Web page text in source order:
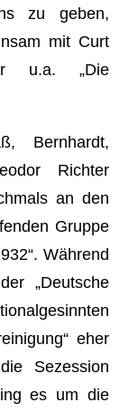
zu geben,
mit Curt
u.a. „Die
Bernhardt,
Richter
an den
Gruppe
Während
„Deutsche
eher
Sezession
es um die